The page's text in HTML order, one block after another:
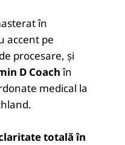
în
accent pe
procesare, și
D Coachîn
medical la
totală în